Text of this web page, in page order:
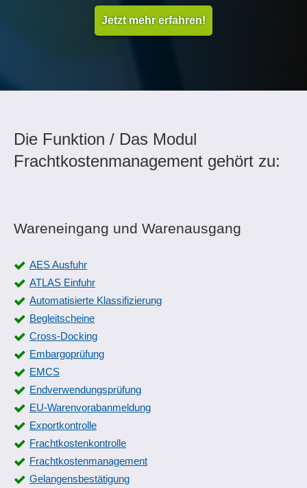
Jetzt mehr erfahren!
Die Funktion / Das Modul
Frachtkostenmanagement gehört zu:
Wareneingang und Warenausgang
AES Ausfuhr
ATLAS Einfuhr
Automatisierte Klassifizierung
Begleitscheine
Cross-Docking
Embargoprüfung
EMCS
Endverwendungsprüfung
EU-Warenvorabanmeldung
Exportkontrolle
Frachtkostenkontrolle
Frachtkostenmanagement
Gelangensbestätigung